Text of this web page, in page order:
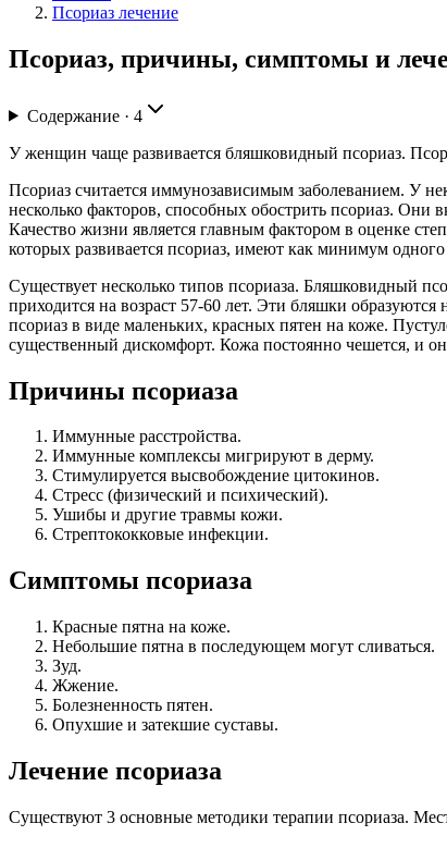
Псориаз лечение
Псориаз, причины, симптомы и
Содержание · 4
У женщин чаще развивается бляшковидный псориаз.
Псориаз считается иммунозависимым заболеванием. У
несколько факторов, способных обострить псориаз. Они
Качество жизни является главным фактором в оценке
которых развивается псориаз, имеют как минимум
Существует несколько типов псориаза. Бляшковидный
приходится на возраст 57-60 лет. Эти бляшки
псориаз в виде маленьких, красных пятен на коже.
существенный дискомфорт. Кожа постоянно чешется, и
Причины псориаза
Иммунные расстройства.
Иммунные комплексы мигрируют в дерму.
Стимулируется высвобождение цитокинов.
Стресс (физический и психический).
Ушибы и другие травмы кожи.
Стрептококковые инфекции.
Симптомы псориаза
Красные пятна на коже.
Небольшие пятна в последующем могут сливаться.
Зуд.
Жжение.
Болезненность пятен.
Опухшие и затекшие суставы.
Лечение псориаза
Существуют 3 основные методики терапии псориаза.